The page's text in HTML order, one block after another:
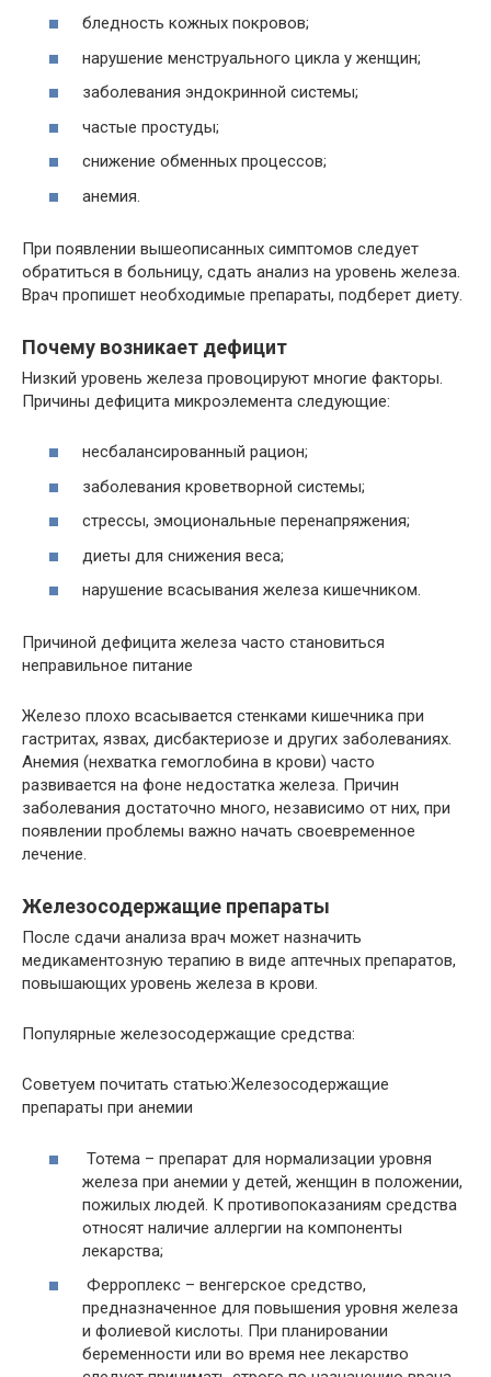
бледность кожных покровов;
нарушение менструального цикла у женщин;
заболевания эндокринной системы;
частые простуды;
снижение обменных процессов;
анемия.
При появлении вышеописанных симптомов следует
обратиться в больницу, сдать анализ на уровень железа.
Врач пропишет необходимые препараты, подберет диету.
Почему возникает дефицит
Низкий уровень железа провоцируют многие факторы.
Причины дефицита микроэлемента следующие:
несбалансированный рацион;
заболевания кроветворной системы;
стрессы, эмоциональные перенапряжения;
диеты для снижения веса;
нарушение всасывания железа кишечником.
Причиной дефицита железа часто становиться
неправильное питание
Железо плохо всасывается стенками кишечника при
гастритах, язвах, дисбактериозе и других заболеваниях.
Анемия (нехватка гемоглобина в крови) часто
развивается на фоне недостатка железа. Причин
заболевания достаточно много, независимо от них, при
появлении проблемы важно начать своевременное
лечение.
Железосодержащие препараты
После сдачи анализа врач может назначить
медикаментозную терапию в виде аптечных препаратов,
повышающих уровень железа в крови.
Популярные железосодержащие средства:
Советуем почитать статью:Железосодержащие
препараты при анемии
Тотема – препарат для нормализации уровня
железа при анемии у детей, женщин в положении,
пожилых людей. К противопоказаниям средства
относят наличие аллергии на компоненты
лекарства;
Ферроплекс – венгерское средство,
предназначенное для повышения уровня железа
и фолиевой кислоты. При планировании
беременности или во время нее лекарство